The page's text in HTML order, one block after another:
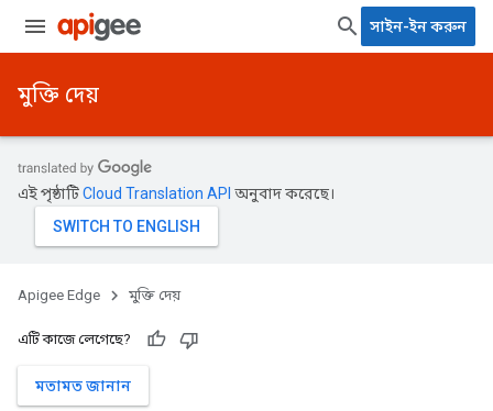
সাইন-ইন করুন
মুক্তি দেয়
এই পৃষ্ঠাটিCloud Translation API অনুবাদ করেছে।
Apigee Edge মুক্তি দেয়
এটি কাজে লেগেছে?
মতামত জানান